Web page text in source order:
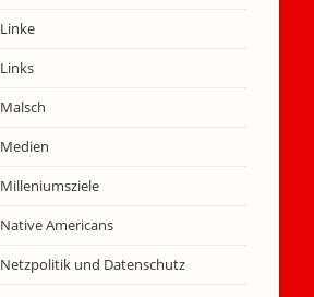
Linke
Links
Malsch
Medien
Milleniumsziele
Native Americans
Netzpolitik und Datenschutz